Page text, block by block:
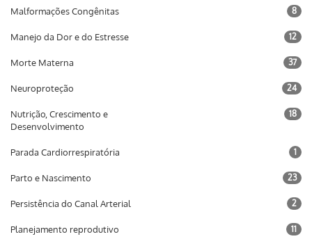
Malformações Congênitas 8
Manejo da Dor e do Estresse 12
Morte Materna 37
Neuroproteção 24
Nutrição, Crescimento e
Desenvolvimento
18
Parada Cardiorrespiratória 1
Parto e Nascimento 23
Persistência do Canal Arterial 2
Planejamento reprodutivo 11